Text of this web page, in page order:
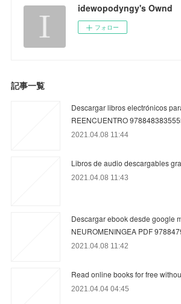
idewopodyngy's Ownd
フォロー
記事一覧
Descargar libros electrónicos
REENCUENTRO
2021.04.08 11:44
Libros de audio descargables
2021.04.08 11:43
Descargar ebook desde google
NEUROMENINGEA PDF
2021.04.08 11:42
Read online books for free
2021.04.04 04:45